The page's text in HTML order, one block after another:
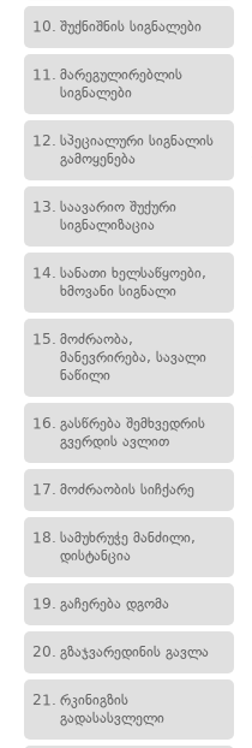
10. შუქნიშნის სიგნალები
11. მარეგულირებლის
სიგნალები
12. სპეციალური სიგნალის
გამოყენება
13. საავარიო შუქური
სიგნალიზაცია
14. სანათი ხელსაწყოები,
ხმოვანი სიგნალი
15. მოძრაობა,
მანევრირება, სავალი
ნაწილი
16. გასწრება შემხვედრის
გვერდის ავლით
17. მოძრაობის სიჩქარე
18. სამუხრუჭე მანძილი,
დისტანცია
19. გაჩერება დგომა
20. გზაჯვარედინის გავლა
21. რკინიგზის
გადასასვლელი